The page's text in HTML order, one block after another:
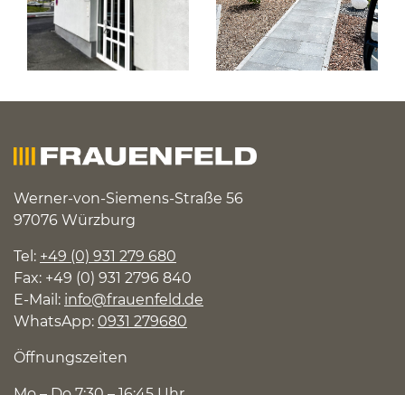
Werner-von-Siemens-Straße 56
97076 Würzburg
Tel: +49 (0) 931 279 680
Fax: +49 (0) 931 2796 840
E-Mail: info@frauenfeld.de
WhatsApp: 0931 279680
Öffnungszeiten